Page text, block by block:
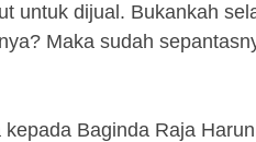
untuk dijual. Bukankah
Maka sudah
Baginda Raja